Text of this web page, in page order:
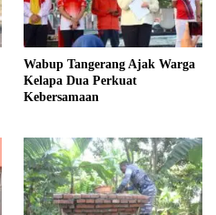
Wabup Tangerang Ajak Warga
Kelapa Dua Perkuat
Kebersamaan